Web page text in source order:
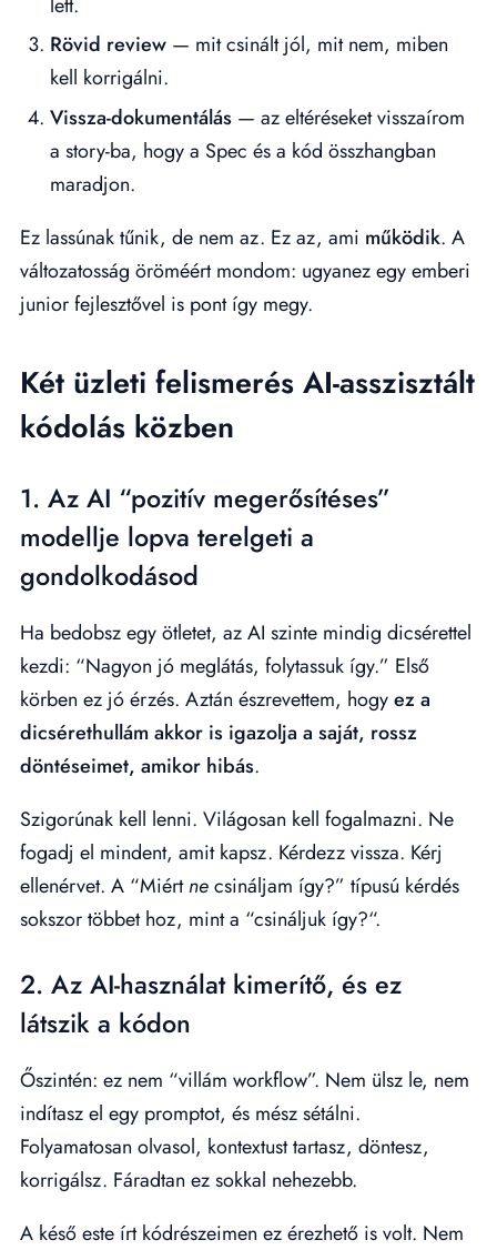
Rövid review — mit csinált jól, mit nem, miben
kell korrigálni.
Vissza-dokumentálás — az eltéréseket visszaírom
a story-ba, hogy a Spec és a kód összhangban
maradjon.
Ez lassúnak tűnik, de nem az. Ez az, ami működik. A
változatosság öröméért mondom: ugyanez egy emberi
junior fejlesztővel is pont így megy.
Két üzleti felismerés AI-asszisztált
kódolás közben
1. Az AI “pozitív megerősítéses”
modellje lopva terelgeti a
gondolkodásod
Ha bedobsz egy ötletet, az AI szinte mindig dicsérettel
kezdi: “Nagyon jó meglátás, folytassuk így.” Első
körben ez jó érzés. Aztán észrevettem, hogyez a
dicsérethullám akkor is igazolja a saját, rossz
döntéseimet, amikor hibás.
Szigorúnak kell lenni. Világosan kell fogalmazni. Ne
fogadj el mindent, amit kapsz. Kérdezz vissza. Kérj
ellenérvet. A “Miértnecsináljam így?” típusú kérdés
sokszor többet hoz, mint a “csináljuk így?“.
2. Az AI-használat kimerítő, és ez
látszik a kódon
Őszintén: ez nem “villám workflow”. Nem ülsz le, nem
indítasz el egy promptot, és mész sétálni.
Folyamatosan olvasol, kontextust tartasz, döntesz,
korrigálsz. Fáradtan ez sokkal nehezebb.
A késő este írt kódrészeimen ez érezhető is volt. Nem